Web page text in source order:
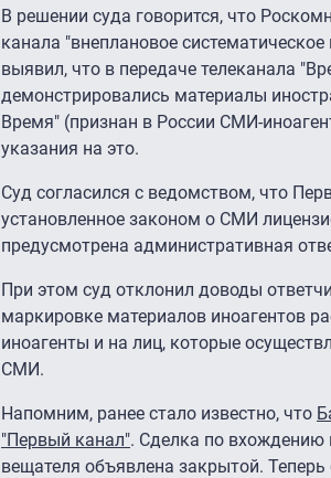
В решении суда говорится, что
канала "внеплановое
выявил, что в передаче телеканала
демонстрировались материалы
Время" (признан в России СМИ-
указания на это.
Суд согласился с ведомством, что
установленное законом о СМИ
предусмотрена административная
При этом суд отклонил доводы
маркировке материалов иноагентов
иноагенты и на лиц, которые
СМИ.
Напомним, ранее стало известно, что
"Первый канал". Сделка по вхождению
вещателя объявлена закрытой. Теперь